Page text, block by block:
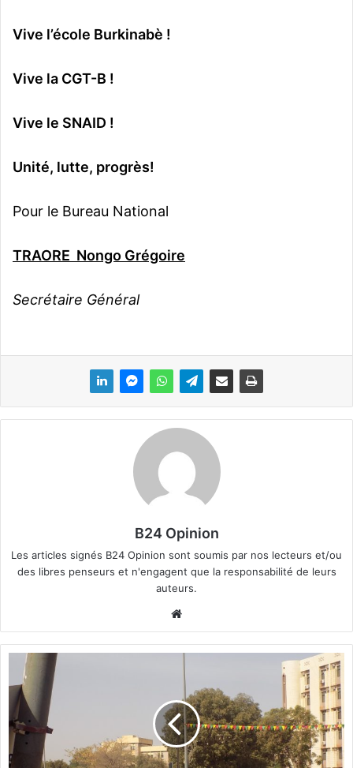
Vive l’école Burkinabè !
Vive la CGT-B !
Vive le SNAID !
Unité, lutte, progrès!
Pour le Bureau National
TRAORE Nongo Grégoire
Secrétaire Général
B24 Opinion
Les articles signés B24 Opinion sont soumis par nos lecteurs et/ou
des libres penseurs et n'engagent que la responsabilité de leurs
auteurs.
bsi
te
a
i